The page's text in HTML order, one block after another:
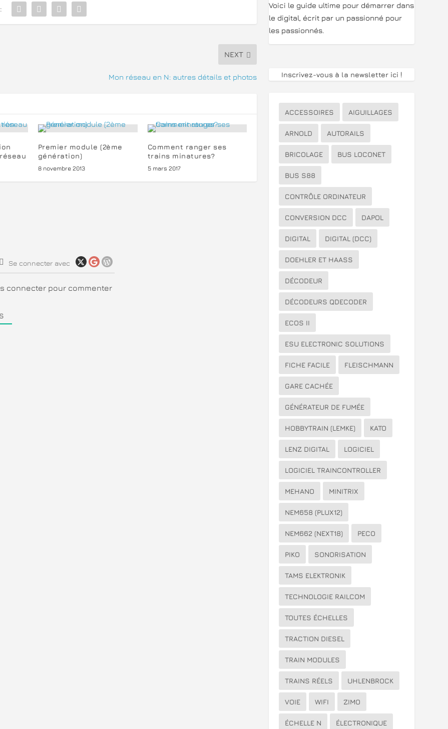
NEXT
Mon réseau en N: autres détails et photos
Premier module (2ème
génération)
8 novembre 2013
Comment ranger ses
trains minatures?
5 mars 2017
Se connecter avec
connecter pour commenter
Voici le guide ultime pour démarrer dans
le digital, écrit par un passionné pour
les passionnés.
Inscrivez-vous à la newsletter ici !
ACCESSOIRES AIGUILLAGES
ARNOLD AUTORAILS
BRICOLAGE BUS LOCONET
BUS S88
CONTRÔLE ORDINATEUR
CONVERSION DCC DAPOL
DIGITAL DIGITAL (DCC)
DOEHLER ET HAASS
DÉCODEUR
DÉCODEURS QDECODER
ECOS II
ESU ELECTRONIC SOLUTIONS
FICHE FACILE FLEISCHMANN
GARE CACHÉE
GÉNÉRATEUR DE FUMÉE
HOBBYTRAIN (LEMKE) KATO
LENZ DIGITAL LOGICIEL
LOGICIEL TRAINCONTROLLER
MEHANO MINITRIX
NEM658 (PLUX12)
NEM662 (NEXT18) PECO
PIKO SONORISATION
TAMS ELEKTRONIK
TECHNOLOGIE RAILCOM
TOUTES ÉCHELLES
TRACTION DIESEL
TRAIN MODULES
TRAINS RÉELS UHLENBROCK
VOIE WIFI ZIMO
ÉCHELLE N ÉLECTRONIQUE